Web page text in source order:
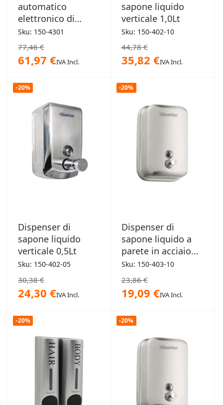
automatico
elettronico di
sapone
igienizzante Dallas
Sku: 150-4301
77,46 €
61,97 €IVA Incl.
sapone liquido
verticale 1,0Lt
Sku: 150-402-10
44,78 €
35,82 €IVA Incl.
-20%
Dispenser di
sapone liquido
verticale 0,5Lt
Sku: 150-402-05
30,38 €
24,30 €IVA Incl.
-20%
Dispenser di
sapone liquido a
parete in acciaio
1,0Lt
Sku: 150-403-10
23,86 €
19,09 €IVA Incl.
-20% -20%